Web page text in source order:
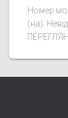
Номер
(на):